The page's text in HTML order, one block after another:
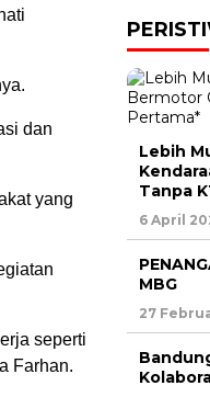
dan
yang
seperti
Farhan.
Lebih
Tanpa
6 April
MBG
27